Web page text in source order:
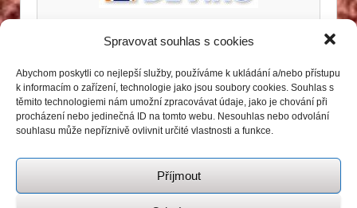
Spravovat souhlas s cookies
Abychom poskytli co nejlepší služby, používáme k ukládání a/nebo přístupu
k informacím o zařízení, technologie jako jsou soubory cookies. Souhlas s
těmito technologiemi nám umožní zpracovávat údaje, jako je chování při
procházení nebo jedinečná ID na tomto webu. Nesouhlas nebo odvolání
souhlasu může nepříznivě ovlivnit určité vlastnosti a funkce.
Příjmout